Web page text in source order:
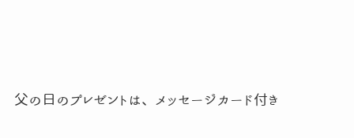
父の日のプレゼントは、メッセージカード付き